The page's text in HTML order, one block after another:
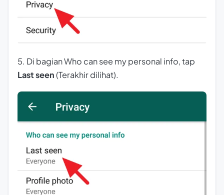
5. Di bagian Who can see my personal info, tap
Last seen(Terakhir dilihat).